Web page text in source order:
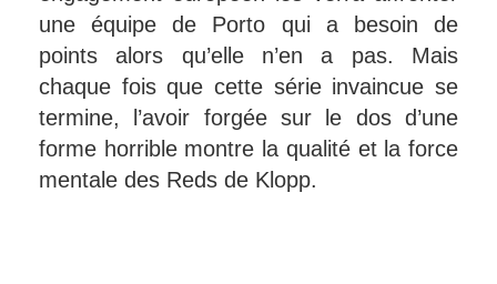
une équipe de Porto qui a besoin de
points alors qu’elle n’en a pas. Mais
chaque fois que cette série invaincue se
termine, l’avoir forgée sur le dos d’une
forme horrible montre la qualité et la force
mentale des Reds de Klopp.